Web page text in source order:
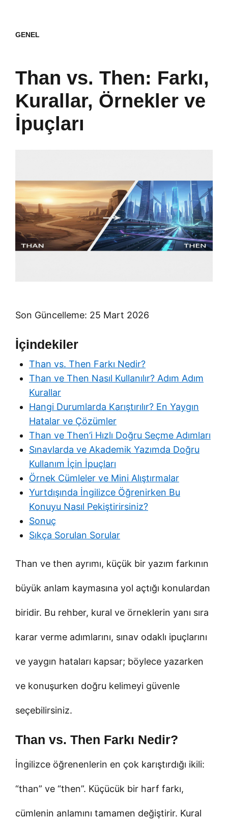
GENEL
Than vs. Then: Farkı,
Kurallar, Örnekler ve
İpuçları
Son Güncelleme: 25 Mart 2026
İçindekiler
Than vs. Then Farkı Nedir?
Than ve Then Nasıl Kullanılır? Adım Adım
Kurallar
Hangi Durumlarda Karıştırılır? En Yaygın
Hatalar ve Çözümler
Than ve Then’i Hızlı Doğru Seçme Adımları
Sınavlarda ve Akademik Yazımda Doğru
Kullanım İçin İpuçları
Örnek Cümleler ve Mini Alıştırmalar
Yurtdışında İngilizce Öğrenirken Bu
Konuyu Nasıl Pekiştirirsiniz?
Sonuç
Sıkça Sorulan Sorular
Than ve then ayrımı, küçük bir yazım farkının
büyük anlam kaymasına yol açtığı konulardan
biridir. Bu rehber, kural ve örneklerin yanı sıra
karar verme adımlarını, sınav odaklı ipuçlarını
ve yaygın hataları kapsar; böylece yazarken
ve konuşurken doğru kelimeyi güvenle
seçebilirsiniz.
Than vs. Then Farkı Nedir?
İngilizce öğrenenlerin en çok karıştırdığı ikili:
“than” ve “then”. Küçücük bir harf farkı,
cümlenin anlamını tamamen değiştirir. Kural